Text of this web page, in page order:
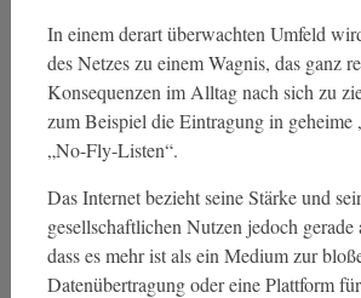
In einem derart überwachten Umfeld
des Netzes zu einem Wagnis, das ganz
Konsequenzen im Alltag nach sich zu
zum Beispiel die Eintragung in geheime
„No-Fly-Listen“.
Das Internet bezieht seine Stärke und
gesellschaftlichen Nutzen jedoch gerade
dass es mehr ist als ein Medium zur
Datenübertragung oder eine Plattform